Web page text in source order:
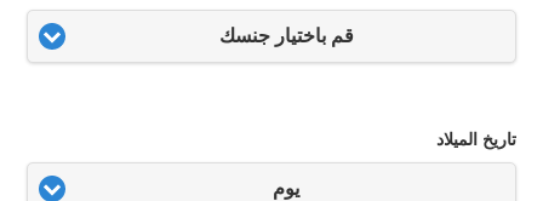
قم باختيار جنسك
تاريخ الميلاد
يوم